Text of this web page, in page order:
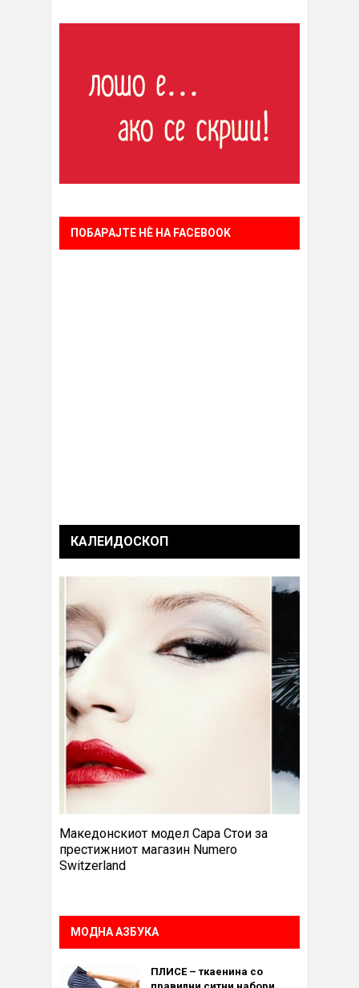
ПОБАРАЈТЕ НÈ НА FACEBOOK
КАЛЕИДОСКОП
Македонскиот модел Сара Стои за
престижниот магазин Numero
Switzerland
МОДНА АЗБУКА
ПЛИСЕ – ткаенина со